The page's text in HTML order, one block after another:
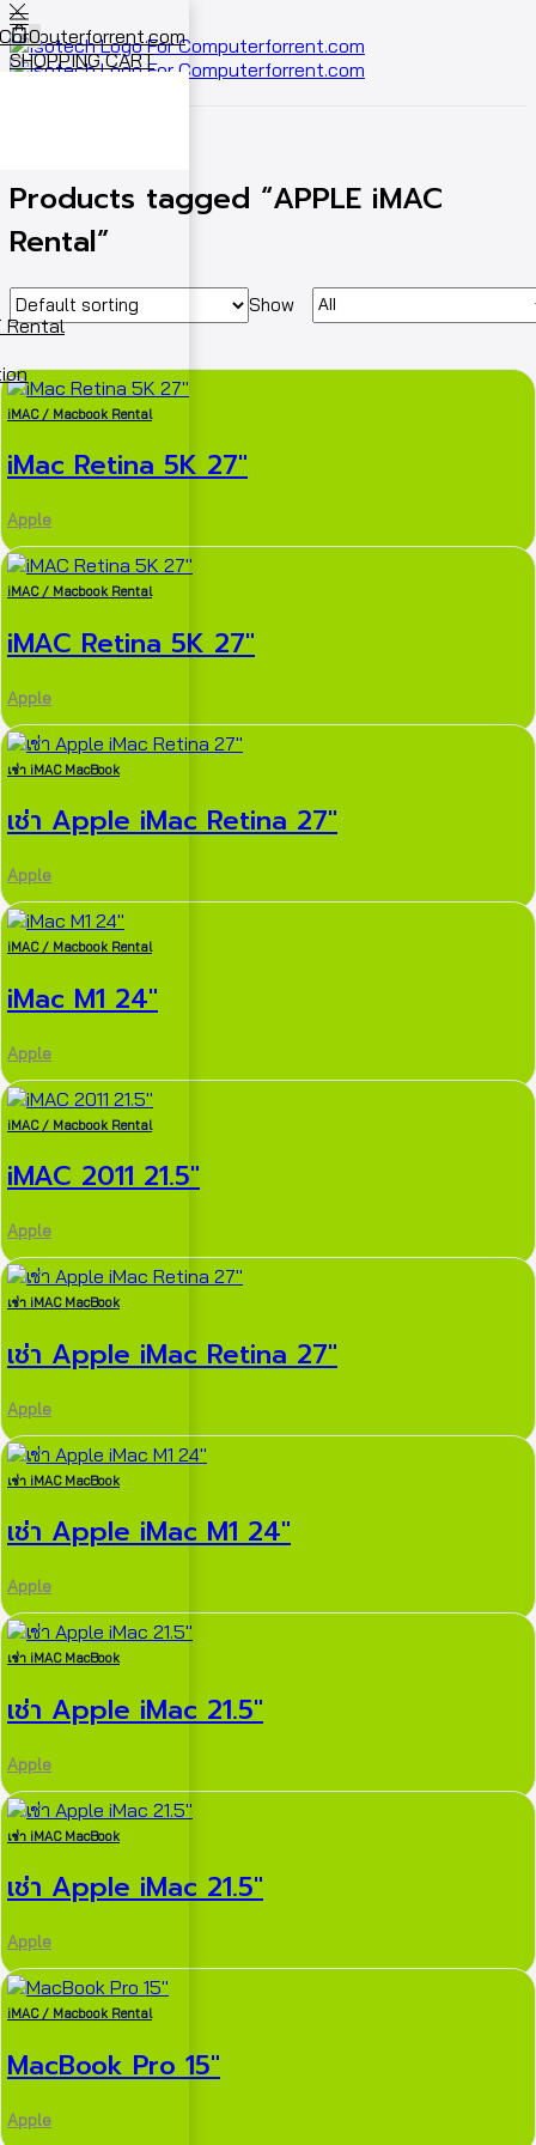
Rental
0
SHOPPING CART
Products tagged “APPLE iMAC
Rental”
Show
iMAC / Macbook Rental
iMac Retina 5K 27″
Apple
iMAC / Macbook Rental
iMAC Retina 5K 27″
Apple
เช่า iMAC MacBook
เช่า Apple iMac Retina 27″
Apple
iMAC / Macbook Rental
iMac M1 24″
Apple
iMAC / Macbook Rental
iMAC 2011 21.5″
Apple
เช่า iMAC MacBook
เช่า Apple iMac Retina 27″
Apple
เช่า iMAC MacBook
เช่า Apple iMac M1 24″
Apple
เช่า iMAC MacBook
เช่า Apple iMac 21.5″
Apple
เช่า iMAC MacBook
เช่า Apple iMac 21.5″
Apple
iMAC / Macbook Rental
MacBook Pro 15″
Apple